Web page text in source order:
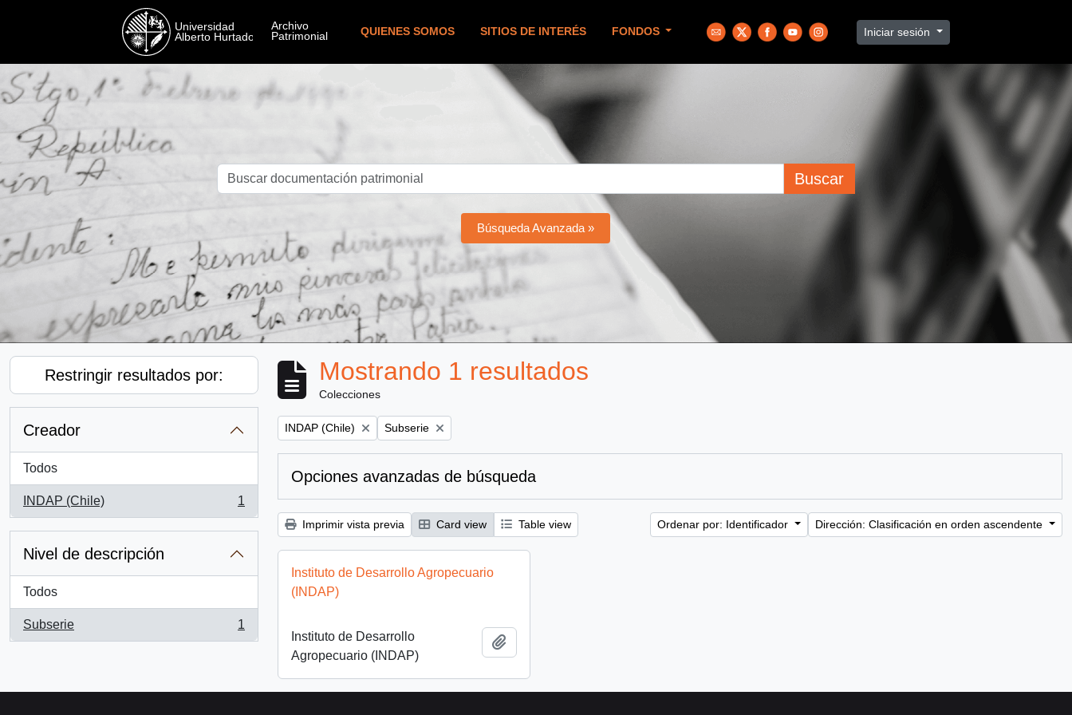
QUIENES SOMOS SITIOS DE INTERÉS FONDOS Iniciar sesión
Buscar
Búsqueda Avanzada »
Restringir resultados por:
Creador
Todos
INDAP (Chile)
, 1 resultados
1
Nivel de descripción
Todos
Subserie
, 1 resultados
1
Mostrando 1 resultados
Colecciones
Remove filter:
INDAP (Chile) Remove filter:
Subserie
Opciones avanzadas de búsqueda
Imprimir vista previa Card view Table view Ordenar por: Identificador Dirección: Clasificación en orden ascendente
Instituto de Desarrollo Agropecuario
(INDAP)
Instituto de Desarrollo
Agropecuario (INDAP)